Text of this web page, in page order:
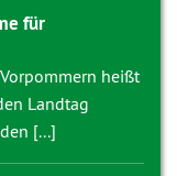
für
heißt
Landtag
[...]